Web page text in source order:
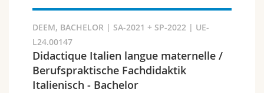
DEEM, BACHELOR | SA-2021 + SP-2022 | UE-
L24.00147
Didactique Italien langue maternelle /
Berufspraktische Fachdidaktik
Italienisch - Bachelor